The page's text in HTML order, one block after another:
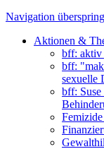
Navigation
Aktionen &
bff: aktiv
bff:
sexuelle
bff: